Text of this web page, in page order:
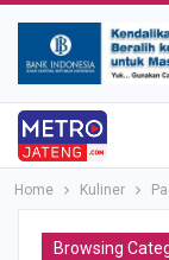
Home Kuliner
Browsing